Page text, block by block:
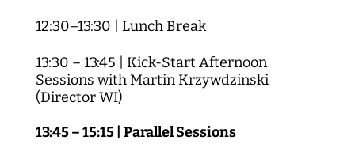
12:30–13:30 | Lunch Break
13:30 – 13:45 | Kick-Start Afternoon
Sessions with Martin Krzywdzinski
(Director WI)
13:45 – 15:15 | Parallel Sessions